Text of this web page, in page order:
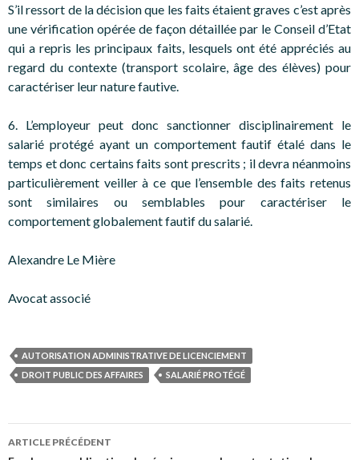
S’il ressort de la décision que les faits étaient graves c’est après
une vérification opérée de façon détaillée par le Conseil d’Etat
qui a repris les principaux faits, lesquels ont été appréciés au
regard du contexte (transport scolaire, âge des élèves) pour
caractériser leur nature fautive.
6. L’employeur peut donc sanctionner disciplinairement le
salarié protégé ayant un comportement fautif étalé dans le
temps et donc certains faits sont prescrits ; il devra néanmoins
particulièrement veiller à ce que l’ensemble des faits retenus
sont similaires ou semblables pour caractériser le
comportement globalement fautif du salarié.
Alexandre Le Mière
Avocat associé
AUTORISATION ADMINISTRATIVE DE LICENCIEMENT
DROIT PUBLIC DES AFFAIRES
SALARIÉ PROTÉGÉ
Navigation
ARTICLE PRÉCÉDENT